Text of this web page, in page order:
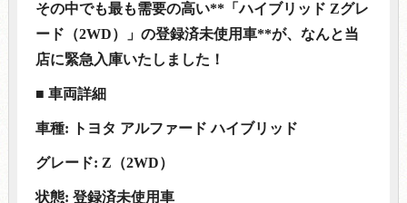
その中でも最も需要の高い**「ハイブリッド Zグレ
ード（2WD）」の登録済未使用車**が、なんと当
店に緊急入庫いたしました！
■ 車両詳細
車種: トヨタ アルファード ハイブリッド
グレード: Z（2WD）
状態: 登録済未使用車